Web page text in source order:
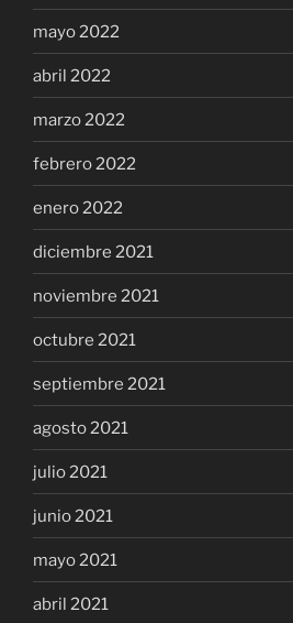
mayo 2022
abril 2022
marzo 2022
febrero 2022
enero 2022
diciembre 2021
noviembre 2021
octubre 2021
septiembre 2021
agosto 2021
julio 2021
junio 2021
mayo 2021
abril 2021